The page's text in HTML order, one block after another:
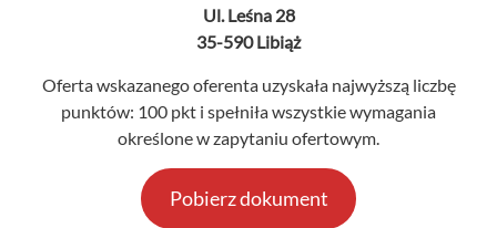
Ul. Leśna 28
35-590 Libiąż
Oferta wskazanego oferenta uzyskała najwyższą liczbę
punktów: 100 pkt i spełniła wszystkie wymagania
określone w zapytaniu ofertowym.
Pobierz dokument